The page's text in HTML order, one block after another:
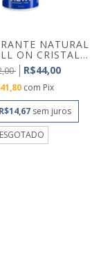
NATURAL
ON CRISTAL...
R$44,00
com Pix
R$14,67 sem juros
ESGOTADO